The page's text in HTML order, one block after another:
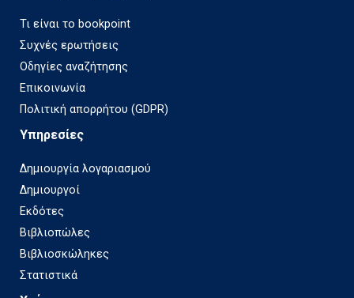
Τι είναι το bookpoint
Συχνές ερωτήσεις
Οδηγίες αναζήτησης
Επικοινωνία
Πολιτική απορρήτου (GDPR)
Υπηρεσίες
Δημιουργία λογαριασμού
Δημιουργοί
Εκδότες
Βιβλιοπώλες
Βιβλιοσκώληκες
Στατιστικά